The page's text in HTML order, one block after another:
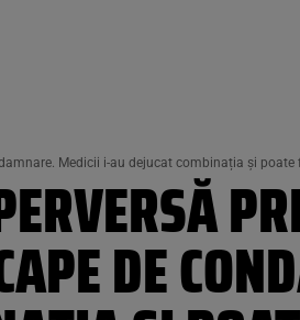
Medicii i-au dejucat combinația și poate
DE